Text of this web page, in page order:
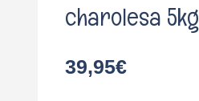
charolesa 5kg
39,95€